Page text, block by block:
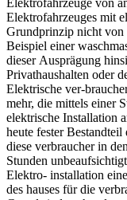
Elektrofahrzeuge von
Elektrofahrzeuges mit
Grundprinzip nicht von
Beispiel einer
dieser Ausprägung
Privathaushalten oder
Elektrische ver-
mehr, die mittels einer
elektrische Installation
heute fester
diese verbraucher in
Stunden
Elektro- installation
des hauses für die